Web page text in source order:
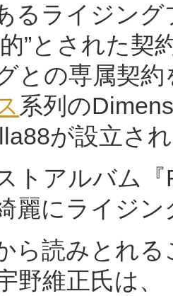
るライジン
”とされた
との専属契
系列の
が設立さ
トアルバム
麗にライジ
ら読みとれ
野維正氏は